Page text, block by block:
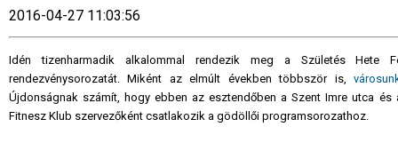
2016-04-27 11:03:56
Idén tizenharmadik alkalommal rendezik meg a Születés Hete
rendezvénysorozatát. Miként az elmúlt években többször is,
Újdonságnak számít, hogy ebben az esztendőben a Szent Imre utca
Fitnesz Klub szervezőként csatlakozik a gödöllői programsorozathoz.